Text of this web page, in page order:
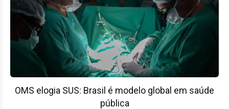
OMS elogia SUS: Brasil é modelo global em saúde
pública